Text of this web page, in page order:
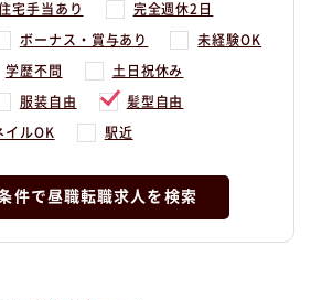
宅手当あり 完全週休2日
ボーナス・賞与あり 未経験OK
学歴不問 土日祝休み
服装自由 髪型自由
イルOK 駅近
件で昼職転職求人を検索